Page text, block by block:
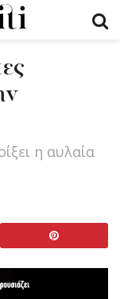
η αυλαία